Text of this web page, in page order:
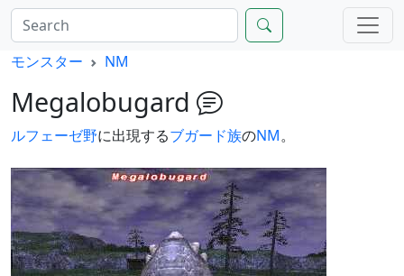
モンスター NM
Megalobugard
ルフェーゼ野に出現するブガード族のNM。